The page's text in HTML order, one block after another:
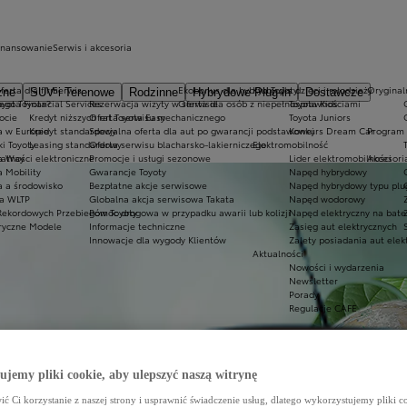
SUV i Terenowe Rodzinne Hybrydowe Plug-in
Dostawcze
Ekobonus dla hybryd Toyoty
Oferta dla osób z niepełnosprawnościami
Toyota?
w Europie
Toyoty
Way
Mobility
a środowisko
WLTP
Przebiegów Toyoty
Modele
Kluby dla dzieci i młodzieży
Toyota Kids
Toyota Juniors
Konkurs Dream Car
Elektromobilność
Lider elektromobilności
Napęd hybrydowy
Napęd hybrydowy typu
Napęd wodorowy
Napęd elektryczny na
Zasięg aut elektrycznych
Zalety posiadania aut
Aktualności
Nowości i wydarzenia
Newsletter
Porady
Regulacje CAFE
dla firm
Financial Services
Kredyt niższych rat Toyota Easy
Kredyt standardowy
Leasing standardowy
elektroniczne
Serwis i akcesoria
Serwis
Rezerwacja wizyty w serwisie
Oferta serwisu mechanicznego
Specjalna oferta dla aut po gwarancji podstawowej
Oferta serwisu blacharsko-lakierniczego
Promocje i usługi sezonowe
Gwarancje Toyoty
Bezpłatne akcje serwisowe
Globalna akcja serwisowa Takata
Pomoc drogowa w przypadku awarii lub kolizji
Informacje techniczne
Innowacje dla wygody Klientów
Program
pliki cookie, aby ulepszyć naszą witrynę
Ci korzystanie z naszej strony i usprawnić świadczenie usług, dlatego wykorzystujemy pliki